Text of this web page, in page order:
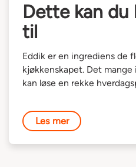
Dette kan du
til
Eddik er en ingrediens de
kjøkkenskapet. Det
kan løse en rekke
Les mer